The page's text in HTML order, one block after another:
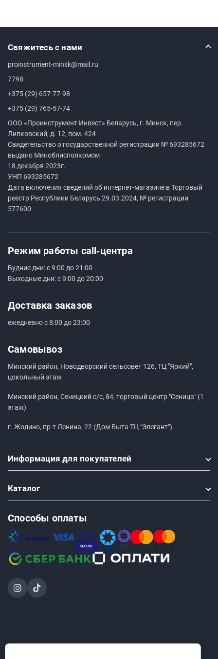
Свяжитесь с нами
proinstrument-minsk@mail.ru
7798
+375 (29) 657-77-98
+375 (29) 765-57-74
ООО «Проинструмент Инвест» Беларусь, г. Минск, пер.
Липковский, д. 12, пом. 424
Свидетельство о государственной регистрации № 693285672
выдано Миноблисполкомом
18 декабря 2023г.
УНП 693285672
Дата включения сведений об интернет-магазине в Торговый
реестр Республики Беларусь 29.03.2024, № регистрации
577600
Режим работы call‑центра
Будние дни: с 9:00 до 21:00
Выходные дни: с 9:00 до 20:00
Доставка заказов
ежедневно с 8:00 до 23:00
Самовывоз
Минский район, Новодворский сельсовет 126, ТЦ "Яркий",
цокольный этаж
Минский район, Сеницкий с/с, 84, торговый центр "Сеница" (1
этаж)
г. Жодино, пр-т Ленина, 22 (Дом Быта ТЦ "Элегант")
Информация для покупателей
Каталог
Способы оплаты